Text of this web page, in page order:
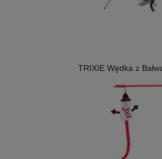
TRIXIE Wędka z